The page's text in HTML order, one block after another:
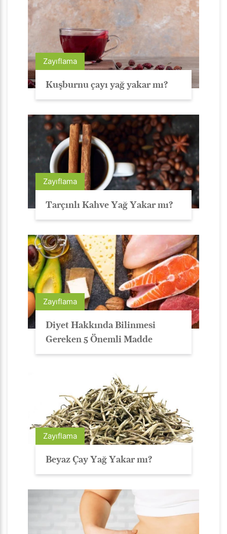
Zayıflama
Kuşburnu çayı yağ yakar mı?
Zayıflama
Tarçınlı Kahve Yağ Yakar mı?
Zayıflama
Diyet Hakkında Bilinmesi
Gereken 5 Önemli Madde
Zayıflama
Beyaz Çay Yağ Yakar mı?